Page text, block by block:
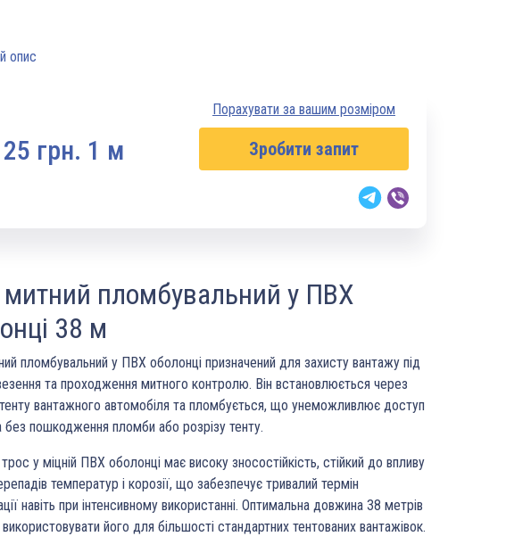
опис
грн. 1 м
Порахувати за вашим розміром
Зробити запит
митний пломбувальний у ПВХ
38 м
пломбувальний у ПВХ оболонці призначений для захисту вантажу під
та проходження митного контролю. Він встановлюється через
вантажного автомобіля та пломбується, що унеможливлює доступ
без пошкодження пломби або розрізу тенту.
у міцній ПВХ оболонці має високу зносостійкість, стійкий до впливу
температур і корозії, що забезпечує тривалий термін
навіть при інтенсивному використанні. Оптимальна довжина 38 метрів
його для більшості стандартних тентованих вантажівок.